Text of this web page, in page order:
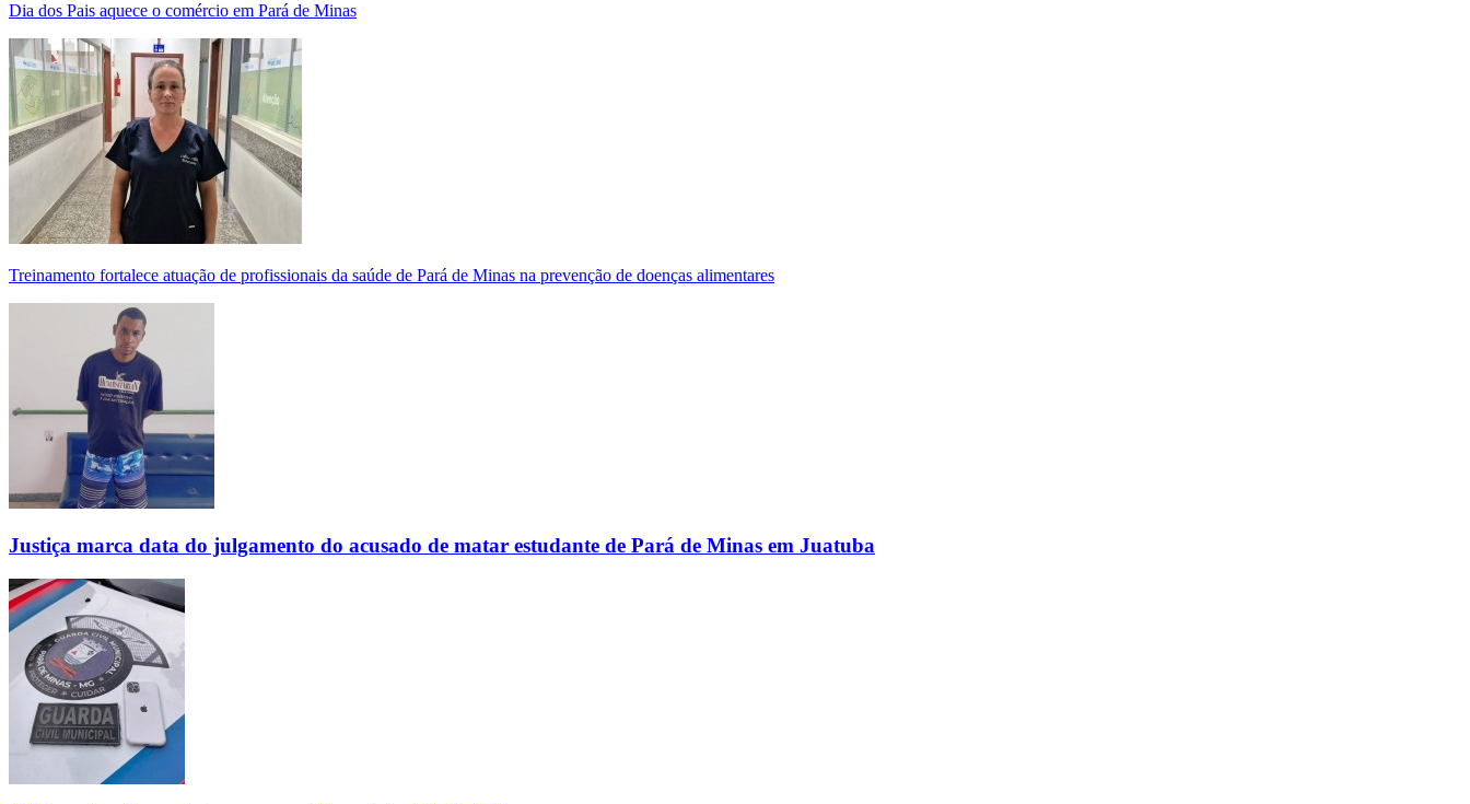
Dia dos Pais aquece o comércio em Pará de Minas
Treinamento fortalece atuação de profissionais da saúde de Pará de Minas na prevenção de doenças alimentares
Justiça marca data do julgamento do acusado de matar estudante de Pará de Minas em Juatuba